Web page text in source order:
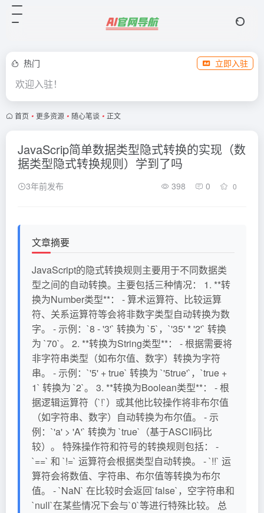
热门 立即入驻
欢迎入驻！
首页 • 更多资源 • 随心笔谈 • 正文
JavaScrip简单数据类型隐式转换的实现（数
据类型隐式转换规则）学到了吗
3年前发布 398 0 0
文章摘要
JavaScript的隐式转换规则主要用于不同数据类
型之间的自动转换。主要包括三种情况： 1. **转
换为Number类型**： - 算术运算符、比较运算
符、关系运算符等会将非数字类型自动转换为数
字。 - 示例：`8 - '3'` 转换为 `5`，`'35' * '2'` 转换
为 `70`。 2. **转换为String类型**： - 根据需要将
非字符串类型（如布尔值、数字）转换为字符
串。 - 示例：`'5' + true` 转换为 `'5true'`，`true +
1` 转换为 `2`。 3. **转换为Boolean类型**： - 根
据逻辑运算符（`!`）或其他比较操作将非布尔值
（如字符串、数字）自动转换为布尔值。 - 示
例：`'a' > 'A'` 转换为 `true`（基于ASCII码比
较）。 特殊操作符和符号的转换规则包括： -
`==` 和 `!=` 运算符会根据类型自动转换。 - `!!` 运
算符会将数值、字符串、布尔值等转换为布尔
值。 - `NaN` 在比较时会返回`false`，空字符串和
`null`在某些情况下会与`0`等进行特殊比较。 总